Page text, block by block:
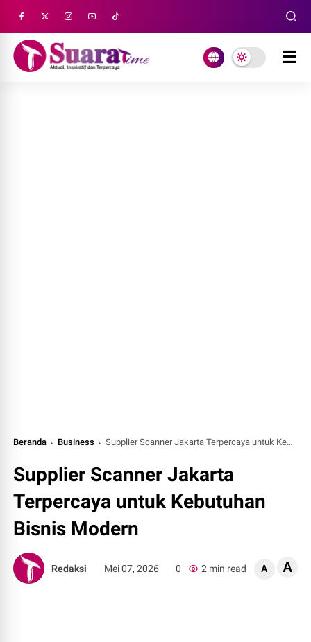
Beranda Business Supplier Scanner Jakarta Terpercaya untuk Kebutuhan Bisnis Modern
Supplier Scanner Jakarta
Terpercaya untuk Kebutuhan
Bisnis Modern
Redaksi Mei 07, 2026 0 2 min read A A